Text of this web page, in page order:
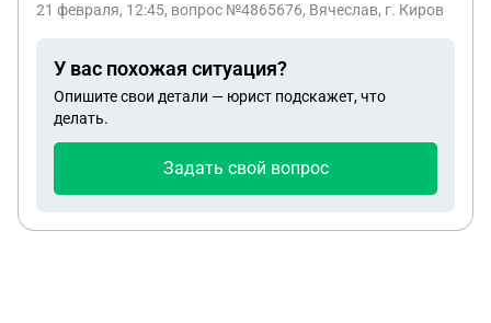
спасибо...
21 февраля, 12:45, вопрос №4865676, Вячеслав, г. Киров
У вас похожая ситуация?
Опишите свои детали — юрист подскажет, что
делать.
Задать свой вопрос